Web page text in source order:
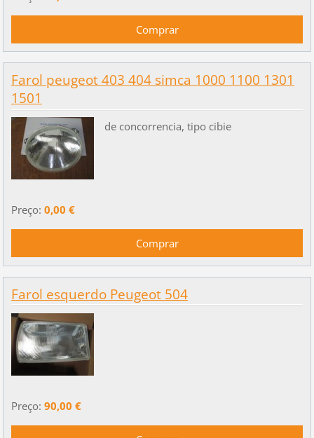
Farol peugeot 403 404 simca 1000 1100 1301
1501
de concorrencia, tipo cibie
Preço: 0,00 €
Farol esquerdo Peugeot 504
Preço: 90,00 €